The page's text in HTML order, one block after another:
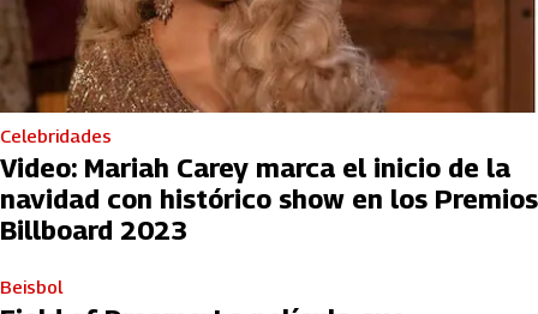
Celebridades
Video: Mariah Carey marca el inicio de la
navidad con histórico show en los Premios
Billboard 2023
Beisbol